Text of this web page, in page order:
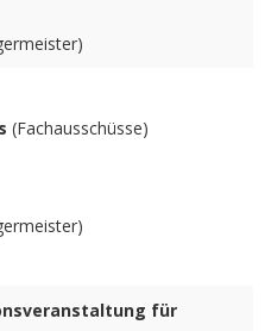
(Fachausschüsse)
für